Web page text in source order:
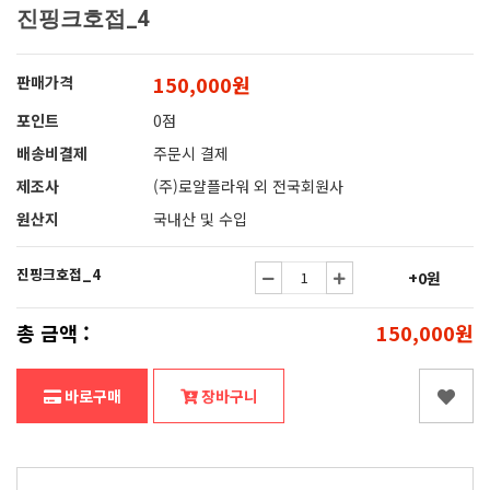
진핑크호접_4
판매가격 150,000원
포인트
0점
배송비결제
주문시 결제
제조사
(주)로얄플라워 외 전국회원사
원산지
국내산 및 수입
진핑크호접_4 +0원
총 금액 : 150,000원
바로구매 장바구니